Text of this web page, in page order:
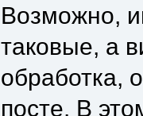
Возможно,
таковые, а
обработка,
посте. В